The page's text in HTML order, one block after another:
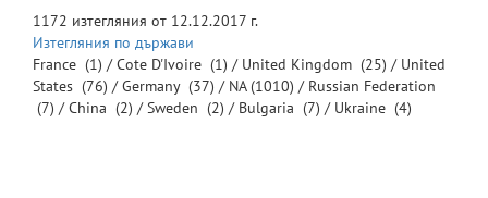
1172 изтегляния от 12.12.2017 г.
Изтегляния по държави
France (1) /Cote D'Ivoire (1) / United Kingdom (25) / United
States (76) /Germany (37) / NA(1010) / Russian Federation
(7) /China (2) /Sweden (2) / Bulgaria (7) / Ukraine (4)